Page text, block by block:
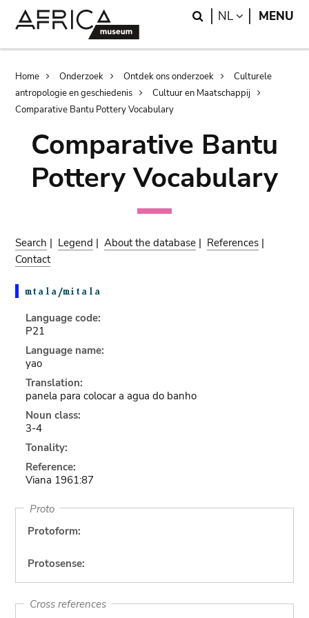
Search
NL LANGUAGE
MENU
Breadcrumb
Home Onderzoek Ontdek ons onderzoek
Culturele
antropologie en geschiedenis
Cultuur en Maatschappij
Comparative Bantu Pottery Vocabulary
Comparative Bantu
Pottery Vocabulary
Search | Legend |About the database | References |
Contact
Language code:
P21
Language name:
yao
Translation:
panela para colocar a agua do banho
Noun class:
3-4
Tonality:
Reference:
Viana 1961:87
Proto
Protoform:
Protosense:
Cross references